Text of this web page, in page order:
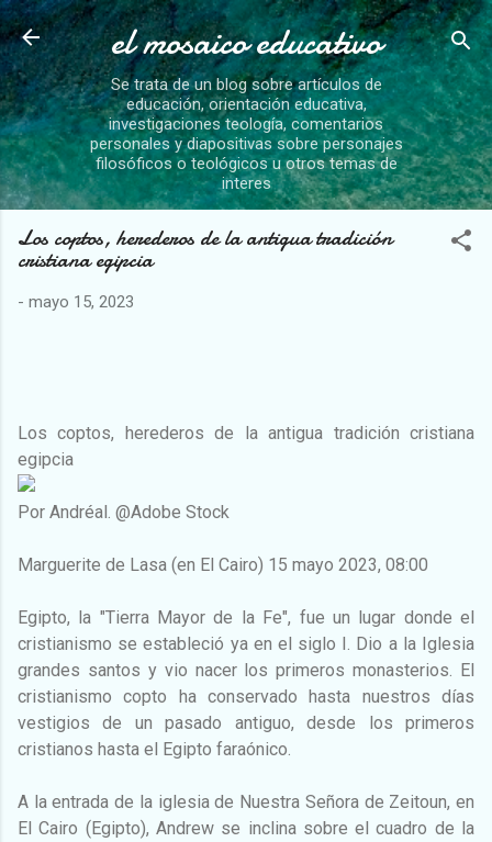
Ir al contenido principal
el mosaico educativo
Se trata de un blog sobre artículos de
educación, orientación educativa,
investigaciones teología, comentarios
personales y diapositivas sobre personajes
filosóficos o teológicos u otros temas de
interes
Los coptos, herederos de la antigua tradición
cristiana egipcia
- mayo 15, 2023
Los coptos, herederos de la antigua tradición cristiana
egipcia
Por Andréal. @Adobe Stock
Marguerite de Lasa (en El Cairo) 15 mayo 2023, 08:00
Egipto, la "Tierra Mayor de la Fe", fue un lugar donde el
cristianismo se estableció ya en el siglo I. Dio a la Iglesia
grandes santos y vio nacer los primeros monasterios. El
cristianismo copto ha conservado hasta nuestros días
vestigios de un pasado antiguo, desde los primeros
cristianos hasta el Egipto faraónico.
A la entrada de la iglesia de Nuestra Señora de Zeitoun, en
El Cairo (Egipto), Andrew se inclina sobre el cuadro de la